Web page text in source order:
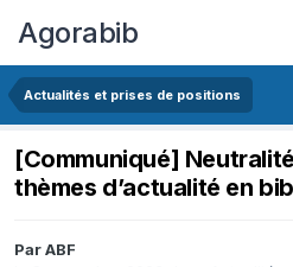
Agorabib
Actualités et prises de positions
[Communiqué]
thèmes d’actualité en
Par ABF